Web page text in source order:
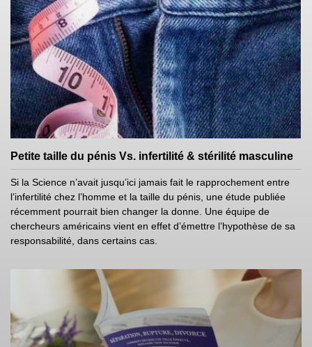
Petite taille du pénis Vs. infertilité & stérilité masculine
Si la Science n’avait jusqu’ici jamais fait le rapprochement entre
l’infertilité chez l’homme et la taille du pénis, une étude publiée
récemment pourrait bien changer la donne. Une équipe de
chercheurs américains vient en effet d’émettre l’hypothèse de sa
responsabilité, dans certains cas.